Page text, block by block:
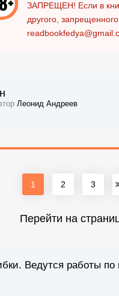
ЗАПРЕЩЕН! Если в
другого,
Леонид Андреев
1 2 3
Перейти на
Ведутся работы